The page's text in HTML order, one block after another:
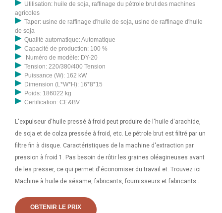
Utilisation: huile de soja, raffinage du pétrole brut des machines
agricoles
Taper: usine de raffinage d'huile de soja, usine de raffinage d'huile
de soja
Qualité automatique: Automatique
Capacité de production: 100 %
Numéro de modèle: DY-20
Tension: 220/380/400 Tension
Puissance (W): 162 kW
Dimension (L*W*H): 16*8*15
Poids: 186022 kg
Certification: CE&BV
L'expulseur d'huile pressé à froid peut produire de l'huile d'arachide,
de soja et de colza pressée à froid, etc. Le pétrole brut est filtré par un
filtre fin à disque. Caractéristiques de la machine d'extraction par
pression à froid 1. Pas besoin de rôtir les graines oléagineuses avant
de les presser, ce qui permet d'économiser du travail et. Trouvez ici
Machine à huile de sésame, fabricants, fournisseurs et fabricants
coordonnées et amp; adresse des entreprises fabriquant et
OBTENIR LE PRIX